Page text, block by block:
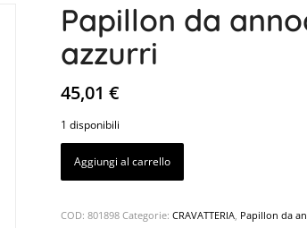
Papillon da
azzurri
45,01€
1 disponibili
Aggiungi al carrello
COD:801898 Categorie:CRAVATTERIA, Papillon da